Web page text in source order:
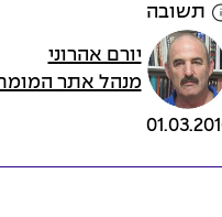
תשובה
יורם אהרוני
מנהל אתר